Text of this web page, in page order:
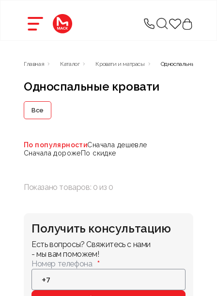
Главная Каталог Кровати и матрасы Односпальные
Односпальные кровати
Все
По популярностиСначала дешевле
Сначала дорожеПо скидке
Показано товаров: 0 из 0
Получить консультацию
Есть вопросы? Свяжитесь с нами
- мы вам поможем!
Номер телефона